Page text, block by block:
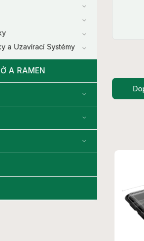
a Uzavírací Systémy
A RAMEN